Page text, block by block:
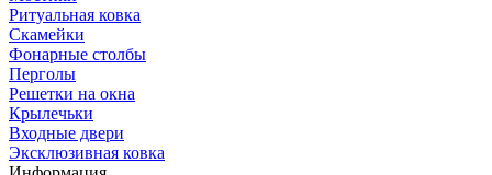
Ритуальная ковка
Скамейки
Фонарные столбы
Перголы
Решетки на окна
Крылечьки
Входные двери
Эксклюзивная ковка